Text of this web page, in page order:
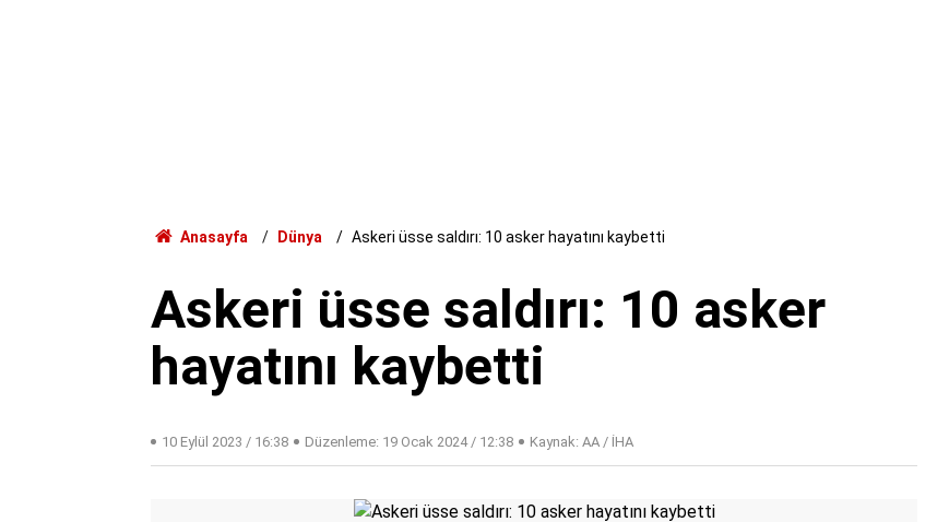
Anasayfa Dünya Askeri üsse saldırı: 10 asker hayatını kaybetti
Askeri üsse saldırı: 10 asker
hayatını kaybetti
10 Eylül 2023 / 16:38 Düzenleme: 19 Ocak 2024 / 12:38 Kaynak: AA / İHA